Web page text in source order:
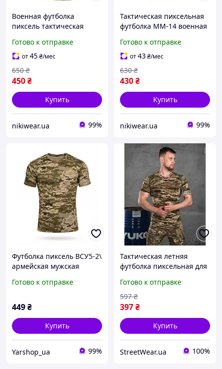
Военная футболка
пиксель тактическая
Армейская пиксельная
футболка анатомическая
pixel на лето nikiwe
Готово к отправке
от45₴/мес
450₴
650 ₴
Купить
nikiwear.ua 99%
Тактическая пиксельная
футболка MM-14 военная
дышащая футболка
пиксель для ЗСУ nikiwe
Готово к отправке
от43₴/мес
430₴
630 ₴
Купить
nikiwear.ua 99%
Футболка пиксель ВСУ5-2\
армейская мужская
военных
Готово к отправке
449₴
Купить
Yarshop_ua 99%
Тактическая летняя
футболка пиксельная для
Армейская полевая
футболка пиксель кулир
tdprbl
Готово к отправке
397₴
597 ₴
Купить
StreetWear.ua 100%